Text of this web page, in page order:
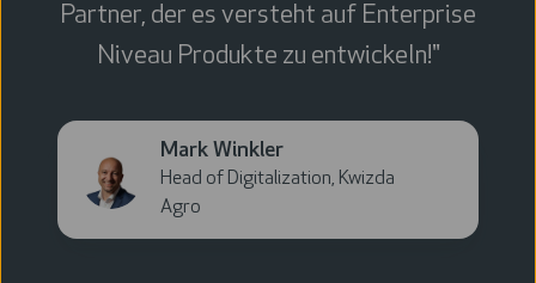
Partner, der es versteht auf Enterprise
Niveau Produkte zu entwickeln!"
Mark Winkler
Head of Digitalization, Kwizda
Agro
Winkler